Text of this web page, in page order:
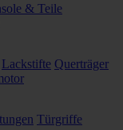
& Teile
Lackstifte Querträger
Türgriffe